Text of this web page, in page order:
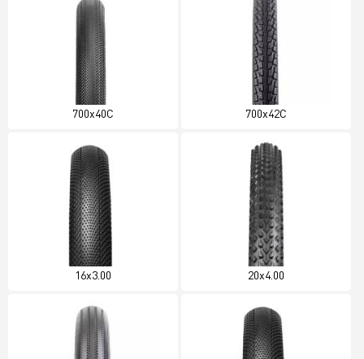
700x40C 700x42C
16x3.00 20x4.00